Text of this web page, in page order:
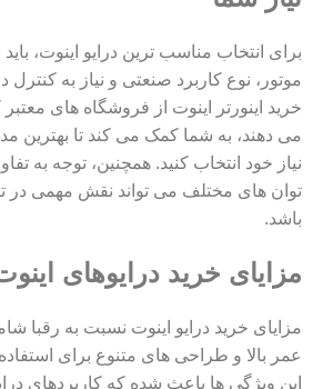
برای انتخاب مناسب ترین درایو اینوت، باید
موتور، نوع کاربرد صنعتی و نیاز به
خرید اینورتر اینوت از فروشگاه های
می دهند، به شما کمک می کند تا بهترین
نیاز خود انتخاب کنید. همچنین، توجه به
توان های مختلف می تواند نقش مهمی در
باشد.
مزایای خرید درایوهای
مزایای خرید درایو اینوت نسبت به رقبا
عمر بالا و طراحی های متنوع برای
این ویژگی ها باعث شده که کاربردهای